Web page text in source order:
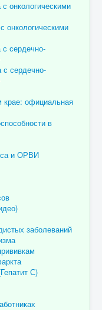
онкологическими
онкологическими
с сердечно-
с сердечно-
крае: официальная
в
и ОРВИ
заболеваний
С)